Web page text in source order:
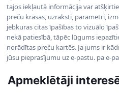
tajos iekļautā informācija var
preču krāsas, uzraksti, parametri,
jebkuras citas īpašības to vizuālo
nekā patiesībā, tāpēc lūgums
norādītas preču kartēs. Ja jums ir
jūsu pieprasījumu uz e-pastu. pa e-
Apmeklētāji